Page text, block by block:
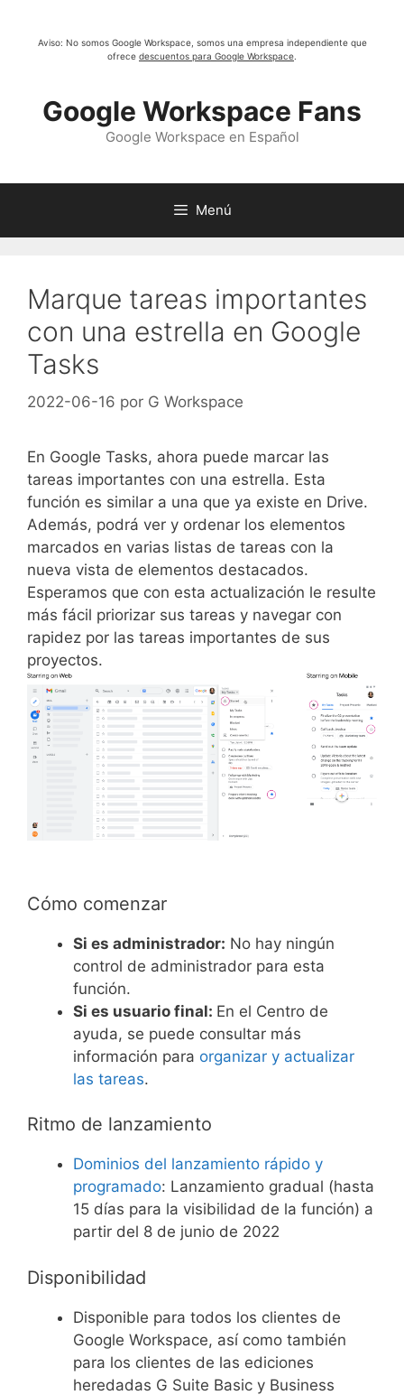
Aviso: No somos Google Workspace, somos una empresa independiente que
ofrece descuentos para Google Workspace
Google Workspace Fans
Google Workspace en Español
Menú
Marque tareas importantes
con una estrella en Google
Tasks
2022-06-16 por G Workspace
En Google Tasks, ahora puede marcar las
tareas importantes con una estrella. Esta
función es similar a una que ya existe en Drive.
Además, podrá ver y ordenar los elementos
marcados en varias listas de tareas con la
nueva vista de elementos destacados.
Esperamos que con esta actualización le resulte
más fácil priorizar sus tareas y navegar con
rapidez por las tareas importantes de sus
proyectos.
Cómo comenzar
Si es administrador: No hay ningún
control de administrador para esta
función.
Si es usuario final: En el Centro de
ayuda, se puede consultar más
información para organizar y actualizar
las tareas.
Ritmo de lanzamiento
Dominios del lanzamiento rápido y
programado: Lanzamiento gradual (hasta
15 días para la visibilidad de la función) a
partir del 8 de junio de 2022
Disponibilidad
Disponible para todos los clientes de
Google Workspace, así como también
para los clientes de las ediciones
heredadas G Suite Basic y Business